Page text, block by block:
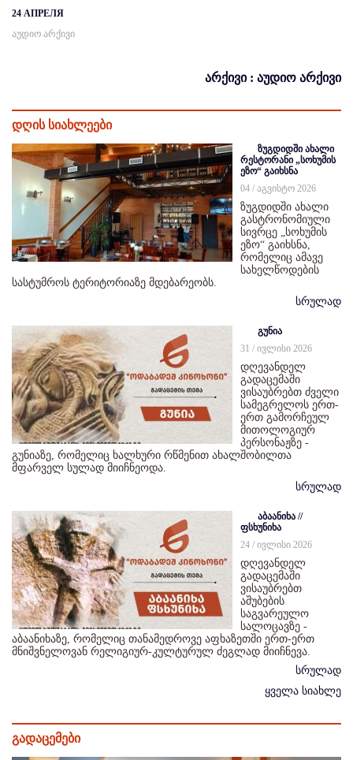
24 АПРЕЛЯ
აუდიო არქივი
არქივი : აუდიო არქივი
დღის სიახლეები
ზუგდიდში ახალი
რესტორანი „სოხუმის
ეზო“ გაიხსნა
04 / აგვისტო 2026
ზუგდიდში ახალი
გასტრონომიული
სივრცე „სოხუმის
ეზო“ გაიხსნა,
რომელიც ამავე
სახელწოდების
სასტუმროს ტერიტორიაზე მდებარეობს.
სრულად
გუნია
31 / ივლისი 2026
დღევანდელ
გადაცემაში
ვისაუბრებთ ძველი
სამეგრელოს ერთ-
ერთ გამორჩეულ
მითოლოგიურ
პერსონაჟზე -
გუნიაზე, რომელიც ხალხური რწმენით ახალშობილთა
მფარველ სულად მიიჩნეოდა.
სრულად
აბაანიხა //
ფსხუნიხა
24 / ივლისი 2026
დღევანდელ
გადაცემაში
ვისაუბრებთ
აშუბების
საგვარეულო
სალოცავზე -
აბაანიხაზე, რომელიც თანამედროვე აფხაზეთში ერთ-ერთ
მნიშვნელოვან რელიგიურ-კულტურულ ძეგლად მიიჩნევა.
სრულად
ყველა სიახლე
გადაცემები